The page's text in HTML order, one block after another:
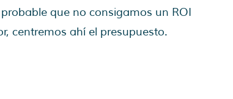
que no consigamos un ROI
centremos ahí el presupuesto.